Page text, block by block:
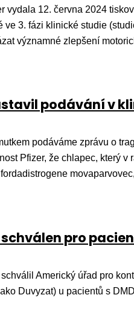
vydala 12. června 2024
ve 3. fázi klinické studie
významné zlepšení
podávání v
podáváme zprávu o
Pfizer, že chlapec, který
pro
Americký úřad pro
Duvyzat) u pacientů s